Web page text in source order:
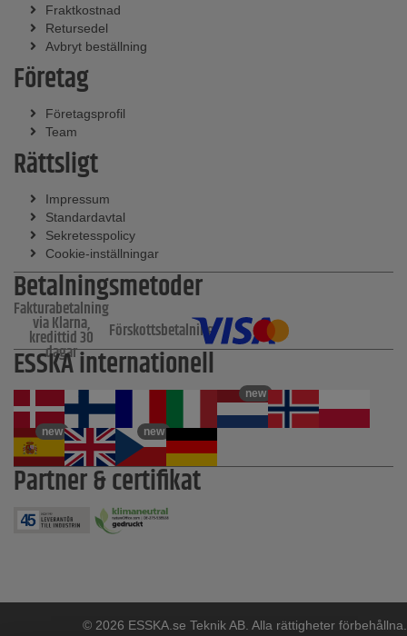
Fraktkostnad
Retursedel
Avbryt beställning
Företag
Företagsprofil
Team
Rättsligt
Impressum
Standardavtal
Sekretesspolicy
Cookie-inställningar
Betalningsmetoder
Fakturabetalning
via Klarna,
kredittid 30
dagar
Förskottsbetalning
ESSKA internationell
new
new new
Partner & certifikat
© 2026 ESSKA.se Teknik AB. Alla rättigheter förbehållna.